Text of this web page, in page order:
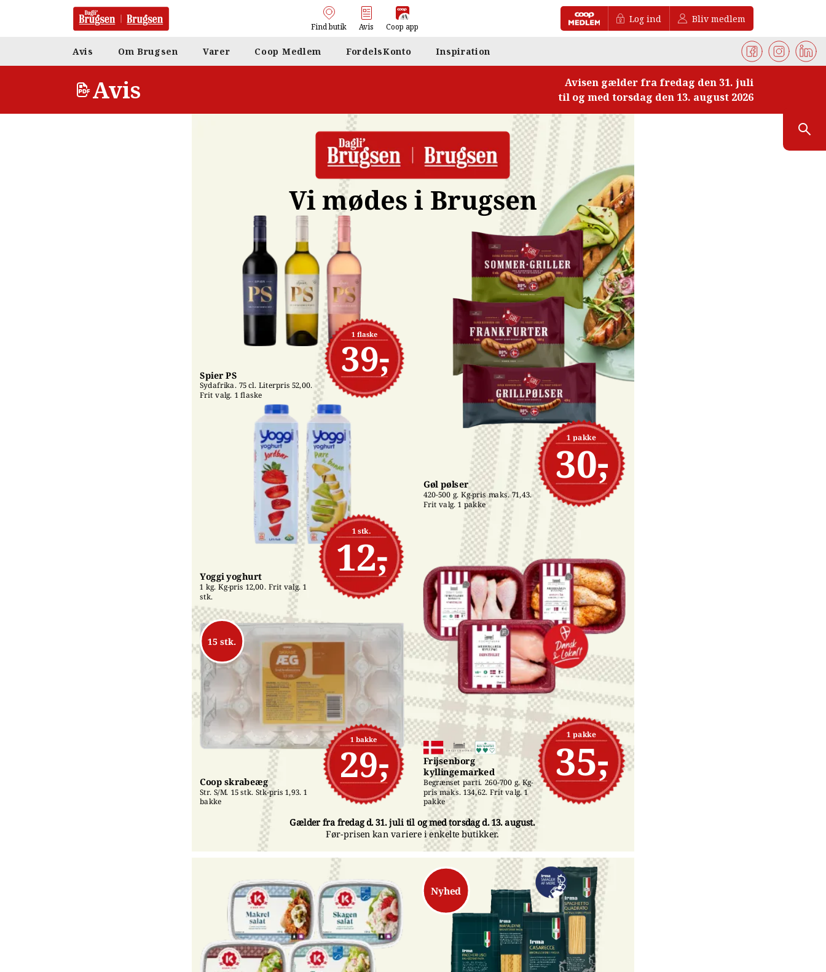
Find butik Avis Coop app
Log ind Bliv medlem
Avis Om Brugsen Varer Coop Medlem FordelsKonto Inspiration
Avis
Avisen gælder fra fredag den 31. juli
til og med torsdag den 13. august 2026
Vi mødes i Brugsen
1 pakke
30,-
Gøl pølser
420-500 g. Kg-pris maks. 71,43.
Frit valg. 1 pakke
1 pakke
35,-
Frijsenborg
kyllingemarked
Begrænset parti. 260-700 g. Kg-
pris maks. 134,62. Frit valg. 1
pakke
Gælder fra fredag d. 31. juli til og med torsdag d. 13. august.
Før-prisen kan variere i enkelte butikker.
1 bakke
29,-
15 stk.
Coop skrabeæg
Str. S/M. 15 stk. Stk-pris 1,93. 1
bakke
1 stk.
12,-
Yoggi yoghurt
1 kg. Kg-pris 12,00. Frit valg. 1
stk.
1 flaske
39,-
Spier PS
Sydafrika. 75 cl. Literpris 52,00.
Frit valg. 1 flaske
Nyhed